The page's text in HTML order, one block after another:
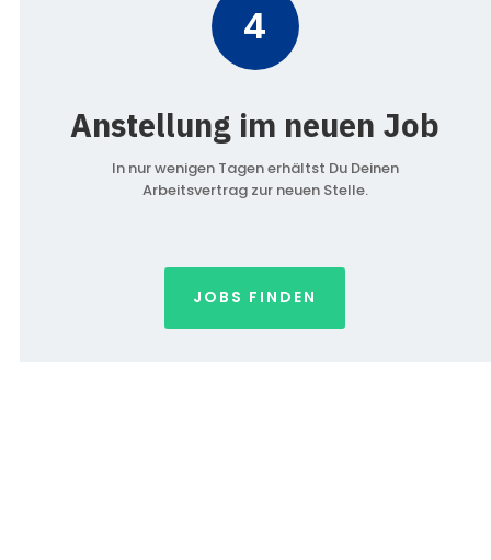
4
Anstellung im neuen Job
In nur wenigen Tagen erhältst Du Deinen
Arbeitsvertrag zur neuen Stelle.
JOBS FINDEN